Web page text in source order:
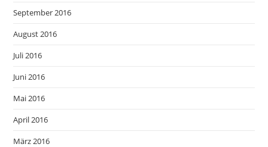
September 2016
August 2016
Juli 2016
Juni 2016
Mai 2016
April 2016
März 2016